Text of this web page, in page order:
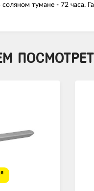
тумане - 72 часа.